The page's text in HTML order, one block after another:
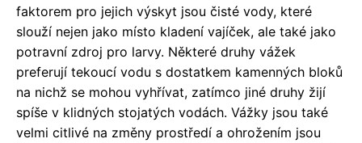
faktorem pro jejich výskyt jsou čisté vody, které
slouží nejen jako místo kladení vajíček, ale také jako
potravní zdroj pro larvy. Některé druhy vážek
preferují tekoucí vodu s dostatkem kamenných bloků
na nichž se mohou vyhřívat, zatímco jiné druhy žijí
spíše v klidných stojatých vodách. Vážky jsou také
velmi citlivé na změny prostředí a ohrožením jsou